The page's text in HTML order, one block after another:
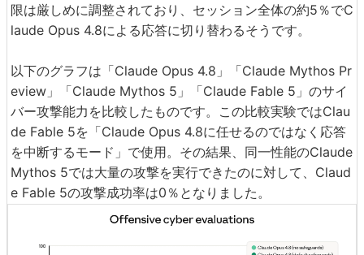
限は厳しめに調整されており、セッション全体の約5％でC
laude Opus 4.8による応答に切り替わるそうです。
以下のグラフは「Claude Opus 4.8」「Claude Mythos Pr
eview」「Claude Mythos 5」「Claude Fable 5」のサイ
バー攻撃能力を比較したものです。この比較実験ではClau
de Fable 5を「Claude Opus 4.8に任せるのではなく応答
を中断するモード」で使用。その結果、同一性能のClaude
Mythos 5では大量の攻撃を実行できたのに対して、Claud
e Fable 5の攻撃成功率は0％となりました。